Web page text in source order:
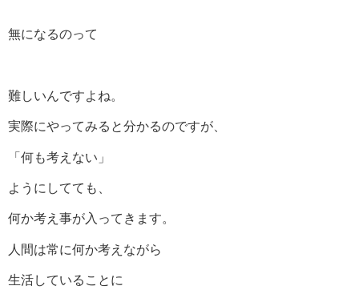
無になるのって
難しいんですよね。
実際にやってみると分かるのですが、
「何も考えない」
ようにしてても、
何か考え事が入ってきます。
人間は常に何か考えながら
生活していることに